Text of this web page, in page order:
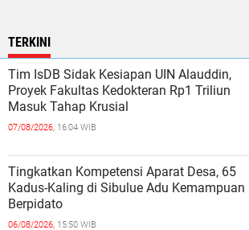
TERKINI
Tim IsDB Sidak Kesiapan UIN Alauddin,
Proyek Fakultas Kedokteran Rp1 Triliun
Masuk Tahap Krusial
07/08/2026, 16:04 WIB
Tingkatkan Kompetensi Aparat Desa, 65
Kadus-Kaling di Sibulue Adu Kemampuan
Berpidato
06/08/2026, 15:50 WIB